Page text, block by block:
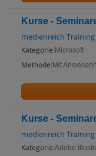
Kurse -
medienreich Training
Kategorie: Microsoft
Methode: Mit
Kurse -
medienreich Training
Kategorie:Adobe